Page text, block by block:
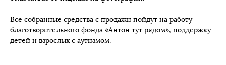
Все собранные средства с продажи пойдут на работу
благотворительного фонда «Антон тут рядом», поддержку
детей и взрослых с аутизмом.